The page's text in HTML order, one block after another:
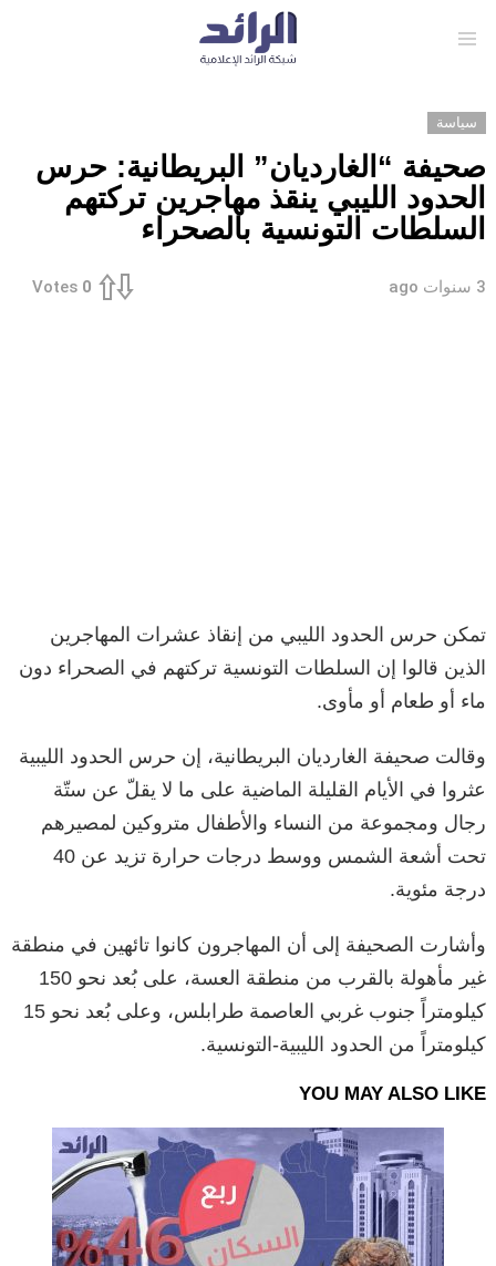
سياسة
صحيفة “الغارديان” البريطانية: حرس
الحدود الليبي ينقذ مهاجرين تركتهم
السلطات التونسية بالصحراء
3 سنوات ago 0
Votes
تمكن حرس الحدود الليبي من إنقاذ عشرات المهاجرين
الذين قالوا إن السلطات التونسية تركتهم في الصحراء دون
ماء أو طعام أو مأوى.
وقالت صحيفة الغارديان البريطانية، إن حرس الحدود الليبية
عثروا في الأيام القليلة الماضية على ما لا يقلّ عن ستّة
رجال ومجموعة من النساء والأطفال متروكين لمصيرهم
تحت أشعة الشمس ووسط درجات حرارة تزيد عن 40
درجة مئوية.
وأشارت الصحيفة إلى أن المهاجرون كانوا تائهين في منطقة
غير مأهولة بالقرب من منطقة العسة، على بُعد نحو 150
كيلومتراً جنوب غربي العاصمة طرابلس، وعلى بُعد نحو 15
كيلومتراً من الحدود الليبية-التونسية.
YOU MAY ALSO LIKE